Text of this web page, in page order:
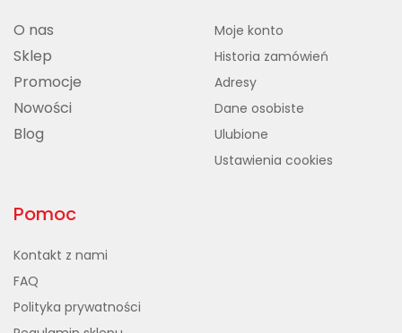
O nas
Sklep
Promocje
Nowości
Blog
Moje konto
Historia zamówień
Adresy
Dane osobiste
Ulubione
Ustawienia cookies
Pomoc
Kontakt z nami
FAQ
Polityka prywatności